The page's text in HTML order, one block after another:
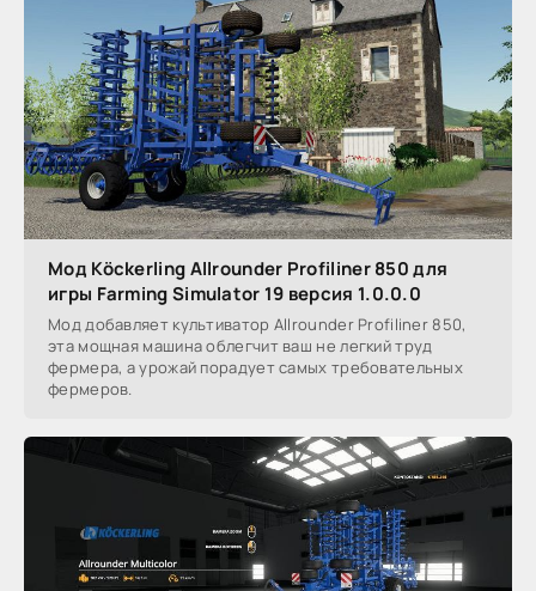
Мод Köckerling Allrounder Profiliner 850 для
игры Farming Simulator 19 версия 1.0.0.0
Мод добавляет культиватор Allrounder Profiliner 850,
эта мощная машина облегчит ваш не легкий труд
фермера, а урожай порадует самых требовательных
фермеров.